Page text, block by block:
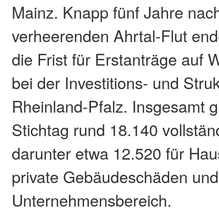
Mainz. Knapp fünf Jahre
verheerenden Ahrtal-Flut
die Frist für Erstanträge auf
bei der Investitions- und
Rheinland-Pfalz. Insgesamt
Stichtag rund 18.140
darunter etwa 12.520 für
private Gebäudeschäden
Unternehmensbereich.